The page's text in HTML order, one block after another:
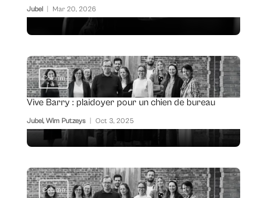
Jubel Mar 20, 2026
Column
Vive Barry : plaidoyer pour un chien de bureau
Jubel, Wim Putzeys Oct 3, 2025
Column